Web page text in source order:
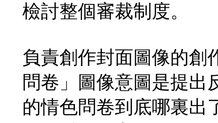
檢討整個審裁制度。
負責創作封面圖像的創
問卷」圖像意圖是提出
的情色問卷到底哪裏出